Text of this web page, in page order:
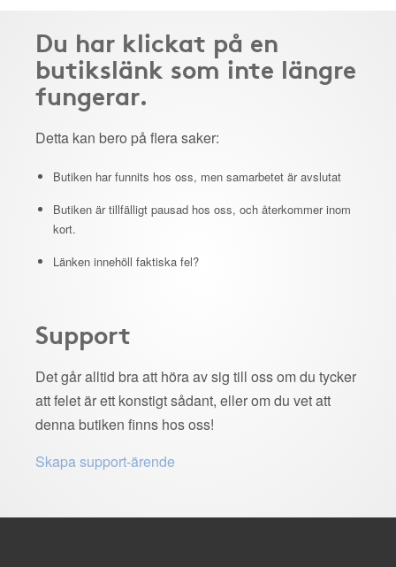
Du har klickat på en
butikslänk som inte längre
fungerar.
Detta kan bero på flera saker:
Butiken har funnits hos oss, men samarbetet är avslutat
Butiken är tillfälligt pausad hos oss, och återkommer inom
kort.
Länken innehöll faktiska fel?
Support
Det går alltid bra att höra av sig till oss om du tycker
att felet är ett konstigt sådant, eller om du vet att
denna butiken finns hos oss!
Skapa support-ärende